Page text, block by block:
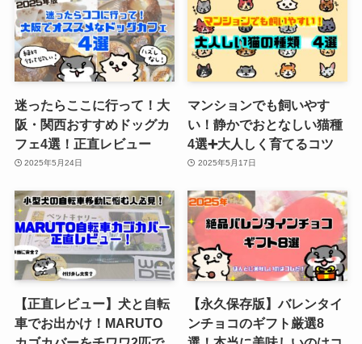
迷ったらここに行って！大
阪・関西おすすめドッグカ
フェ4選！正直レビュー
2025年5月24日
マンションでも飼いやす
い！静かでおとなしい猫種
4選➕大人しく育てるコツ
2025年5月17日
【正直レビュー】犬と自転
車でお出かけ！MARUTO
【永久保存版】バレンタイ
ンチョコのギフト厳選8